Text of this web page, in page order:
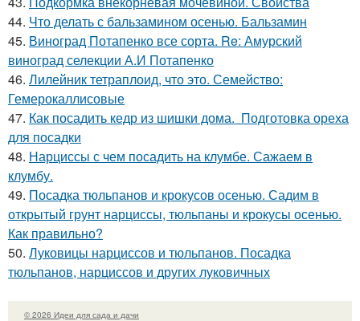
44. Что делать с бальзамином осенью. Бальзамин
45. Виноград Потапенко все сорта. Re: Амурский
виноград селекции А.И Потапенко
46. Лилейник тетраплоид, что это. Семейство:
Гемерокаллисовые
47. Как посадить кедр из шишки дома. Подготовка ореха
для посадки
48. Нарциссы с чем посадить на клумбе. Сажаем в
клумбу.
49. Посадка тюльпанов и крокусов осенью. Садим в
открытый грунт нарциссы, тюльпаны и крокусы осенью.
Как правильно?
50. Луковицы нарциссов и тюльпанов. Посадка
тюльпанов, нарциссов и других луковичных
© 2026 Идеи для сада и дачи